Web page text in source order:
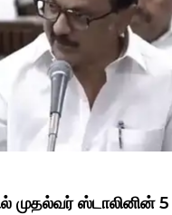
முதல்வர் ஸ்டாலினின்